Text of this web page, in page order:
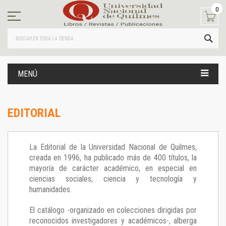
contenido
0
MENÚ
EDITORIAL
La Editorial de la Universidad Nacional de Quilmes,
creada en 1996, ha publicado más de 400 títulos, la
mayoría de carácter académico, en especial en
ciencias sociales, ciencia y tecnología y
humanidades.
El catálogo -organizado en colecciones dirigidas por
reconocidos investigadores y académicos-, alberga